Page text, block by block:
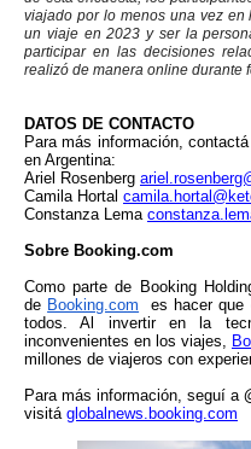
viajado por lo menos una vez en
un viaje en 2023 y ser la
participar en las decisiones
realizó de manera online durante
DATOS DE
Para más información,
en Argentina:
Ariel Rosenberg
Camila Hortal
Constanza Lema
Sobre Booking.com
Como parte de Booking
de Booking.com es hacer que
todos. Al invertir en la
inconvenientes en los viajes,
millones de viajeros con
Para más información, seguí a
visitá globalnews.booking.com